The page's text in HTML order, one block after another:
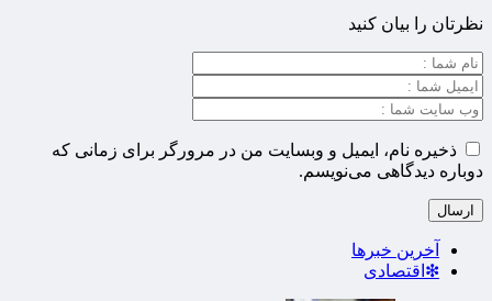
نظرتان را بیان کنید
ذخیره نام، ایمیل و وبسایت من در مرورگر برای زمانی که
دوباره دیدگاهی می‌نویسم.
آخرین خبرها
❇اقتصادی